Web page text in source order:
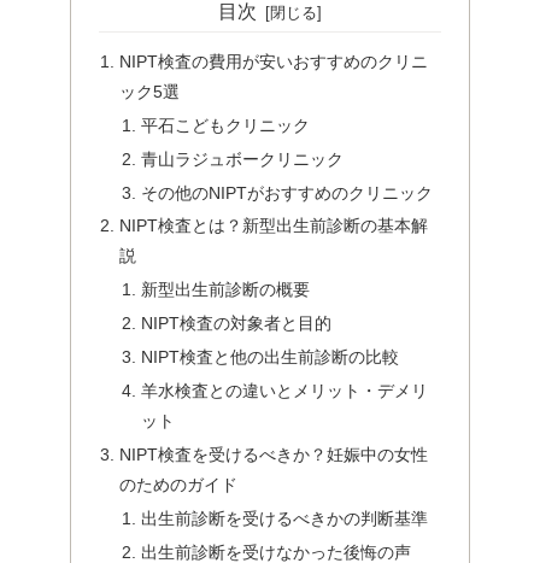
目次
NIPT検査の費用が安いおすすめのクリニ
ック5選
平石こどもクリニック
青山ラジュボークリニック
その他のNIPTがおすすめのクリニック
NIPT検査とは？新型出生前診断の基本解
説
新型出生前診断の概要
NIPT検査の対象者と目的
NIPT検査と他の出生前診断の比較
羊水検査との違いとメリット・デメリ
ット
NIPT検査を受けるべきか？妊娠中の女性
のためのガイド
出生前診断を受けるべきかの判断基準
出生前診断を受けなかった後悔の声